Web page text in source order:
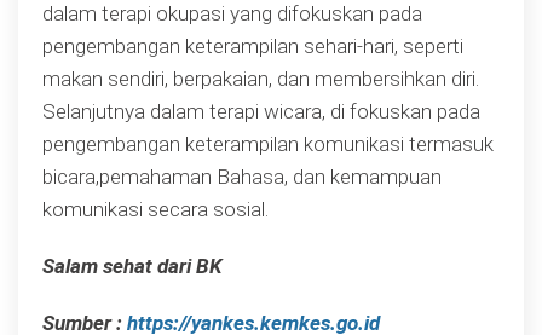
dalam terapi okupasi yang difokuskan pada
pengembangan keterampilan sehari-hari, seperti
makan sendiri, berpakaian, dan membersihkan diri.
Selanjutnya dalam terapi wicara, di fokuskan pada
pengembangan keterampilan komunikasi termasuk
bicara,pemahaman Bahasa, dan kemampuan
komunikasi secara sosial.
Salam sehat dari BK
Sumber : https://yankes.kemkes.go.id